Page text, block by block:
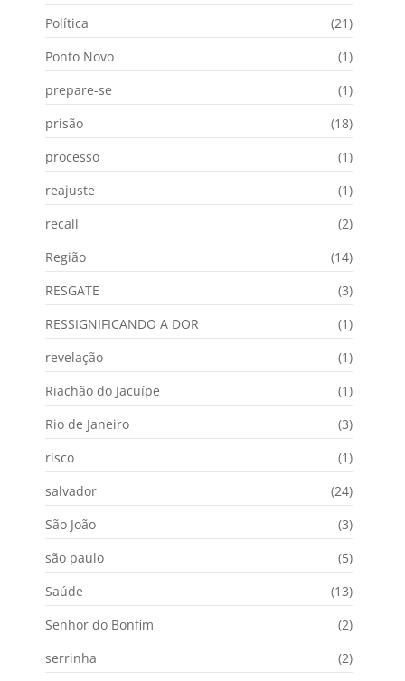
Política
(21)
Ponto Novo
(1)
prepare-se
(1)
prisão
(18)
processo
(1)
reajuste
(1)
recall
(2)
Região
(14)
RESGATE
(3)
RESSIGNIFICANDO A DOR
(1)
revelação
(1)
Riachão do Jacuípe
(1)
Rio de Janeiro
(3)
risco
(1)
salvador
(24)
São João
(3)
são paulo
(5)
Saúde
(13)
Senhor do Bonfim
(2)
serrinha
(2)